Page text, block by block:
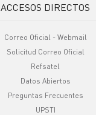
ACCESOS DIRECTOS
Correo Oficial - Webmail
Solicitud Correo Oficial
Refsatel
Datos Abiertos
Preguntas Frecuentes
UPSTI